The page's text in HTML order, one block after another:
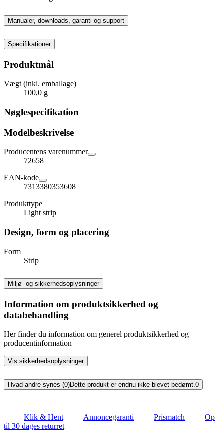
Manualer, downloads, garanti og support
Specifikationer
Produktmål
Vægt (inkl. emballage)
100,0 g
Nøglespecifikation
Modelbeskrivelse
Producentens varenummer
72658
EAN-kode
7313380353608
Produkttype
Light strip
Design, form og placering
Form
Strip
Miljø- og sikkerhedsoplysninger
Information om produktsikkerhed og
databehandling
Her finder du information om generel produktsikkerhed og
producentinformation
Vis sikkerhedsoplysninger
Hvad andre synes (0)Dette produkt er endnu ikke blevet bedømt.0
Klik & Hent Annoncegaranti Prismatch
Op
til 30 dages returret